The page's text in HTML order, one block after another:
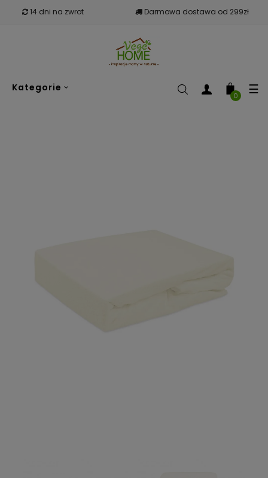
14 dni na zwrot Darmowa dostawa od 299zł
Kategorie ☰
0